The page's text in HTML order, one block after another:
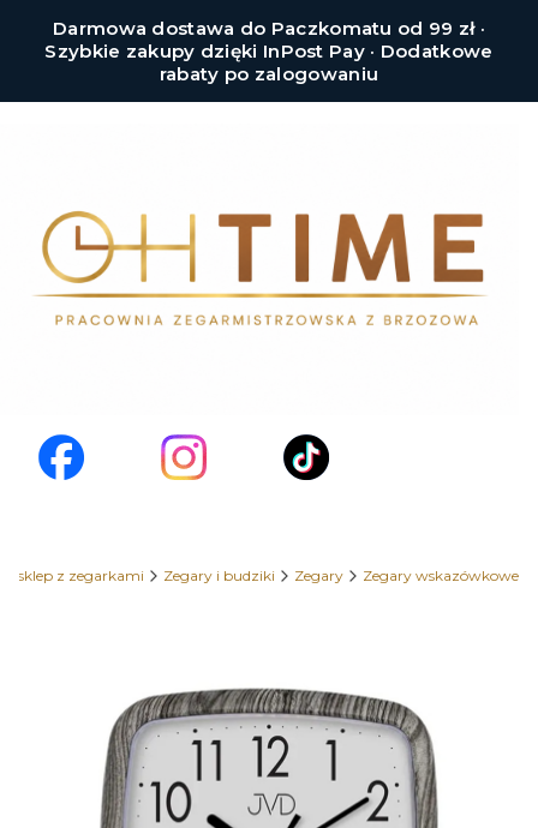
Darmowa dostawa do Paczkomatu od 99 zł ·
Szybkie zakupy dzięki InPost Pay · Dodatkowe
rabaty po zalogowaniu
sklep z zegarkami Zegary i budziki Zegary Zegary wskazówkowe